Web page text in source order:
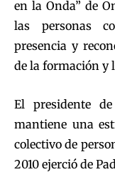
en la Onda” de
las personas
presencia y
de la formación y
El presidente
mantiene una
colectivo de
2010 ejerció de